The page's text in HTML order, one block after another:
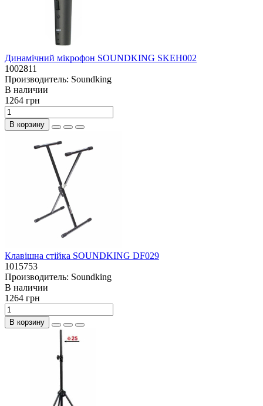
Динамічний мікрофон SOUNDKING SKEH002
1002811
Производитель: Soundking
В наличии
1264 грн
В корзину
Клавішна стійка SOUNDKING DF029
1015753
Производитель: Soundking
В наличии
1264 грн
В корзину